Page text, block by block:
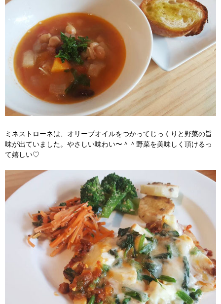
ミネストローネは、オリーブオイルをつかってじっくりと野菜の旨
味が出ていました。やさしい味わい〜＾＾野菜を美味しく頂けるっ
て嬉しい♡